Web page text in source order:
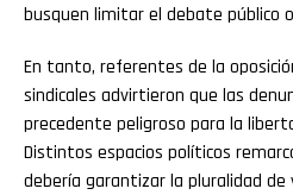
busquen limitar el debate público
En tanto, referentes de la
sindicales advirtieron que las
precedente peligroso para la
Distintos espacios políticos
debería garantizar la pluralidad de